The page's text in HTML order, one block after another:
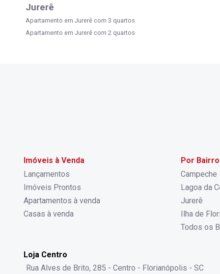
Jurerê
Apartamento em Jurerê com 3 quartos
Apartamento em Jurerê com 2 quartos
Imóveis à Venda
Lançamentos
Imóveis Prontos
Apartamentos à venda
Casas à venda
Por
Campeche
Lagoa da
Jurerê
Ilha de
Todos os
Loja Centro
Rua Alves de Brito, 285 - Centro - Florianópolis - SC